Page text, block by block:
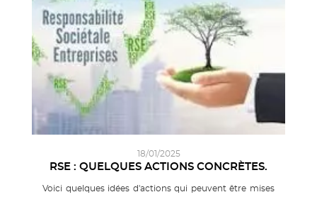
18/01/2025
RSE : QUELQUES ACTIONS CONCRÈTES.
Voici quelques idées d'actions qui peuvent être mises